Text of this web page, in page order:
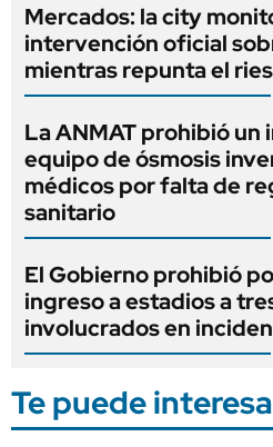
Mercados: la city
intervención oficial
mientras repunta el
La ANMAT prohibió un
equipo de ósmosis
médicos por falta de
sanitario
El Gobierno prohibió
ingreso a estadios a
involucrados en
Te puede